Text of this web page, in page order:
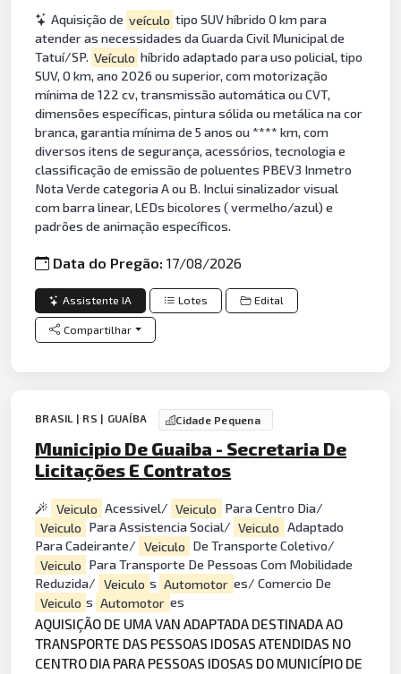
Aquisição de veículo tipo SUV híbrido 0 km para
atender as necessidades da Guarda Civil Municipal de
Tatuí/SP. Veículo híbrido adaptado para uso policial, tipo
SUV, 0 km, ano 2026 ou superior, com motorização
mínima de 122 cv, transmissão automática ou CVT,
dimensões específicas, pintura sólida ou metálica na cor
branca, garantia mínima de 5 anos ou **** km, com
diversos itens de segurança, acessórios, tecnologia e
classificação de emissão de poluentes PBEV3 Inmetro
Nota Verde categoria A ou B. Inclui sinalizador visual
com barra linear, LEDs bicolores ( vermelho/azul) e
padrões de animação específicos.
Data do Pregão:17/08/2026
Assistente IA Lotes Edital
Compartilhar
BRASIL | RS | GUAÍBA Cidade Pequena
Municipio De Guaiba - Secretaria De
Licitações E Contratos
Veiculo Acessivel/ Veiculo
Para Centro Dia/
Veiculo Para Assistencia Social/ Veiculo Adaptado
Para Cadeirante/ Veiculo De Transporte Coletivo/
Veiculo Para Transporte De Pessoas Com Mobilidade
Reduzida/ Veiculo s Automotor es/ Comercio De
Veiculo s Automotor es
AQUISIÇÃO DE UMA VAN ADAPTADA DESTINADA AO
TRANSPORTE DAS PESSOAS IDOSAS ATENDIDAS NO
CENTRO DIA PARA PESSOAS IDOSAS DO MUNICÍPIO DE